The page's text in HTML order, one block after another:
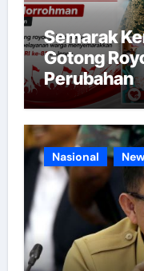
Semarak
Gotong
Perubahan
Nasional